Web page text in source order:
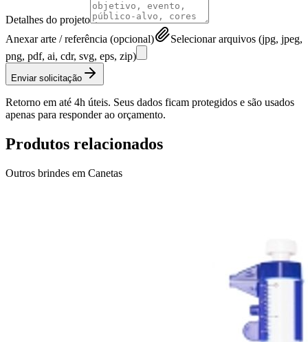
Detalhes do projeto
Anexar arte / referência (opcional)
Selecionar arquivos (jpg, jpeg,
png, pdf, ai, cdr, svg, eps, zip)
Enviar solicitação
Retorno em até 4h úteis. Seus dados ficam protegidos e são usados
apenas para responder ao orçamento.
Produtos relacionados
Outros brindes em Canetas